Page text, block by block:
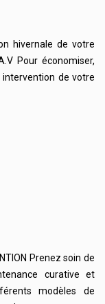
hivernale de votre
Pour économiser,
de votre
Prenez soin de
curative et
modèles de